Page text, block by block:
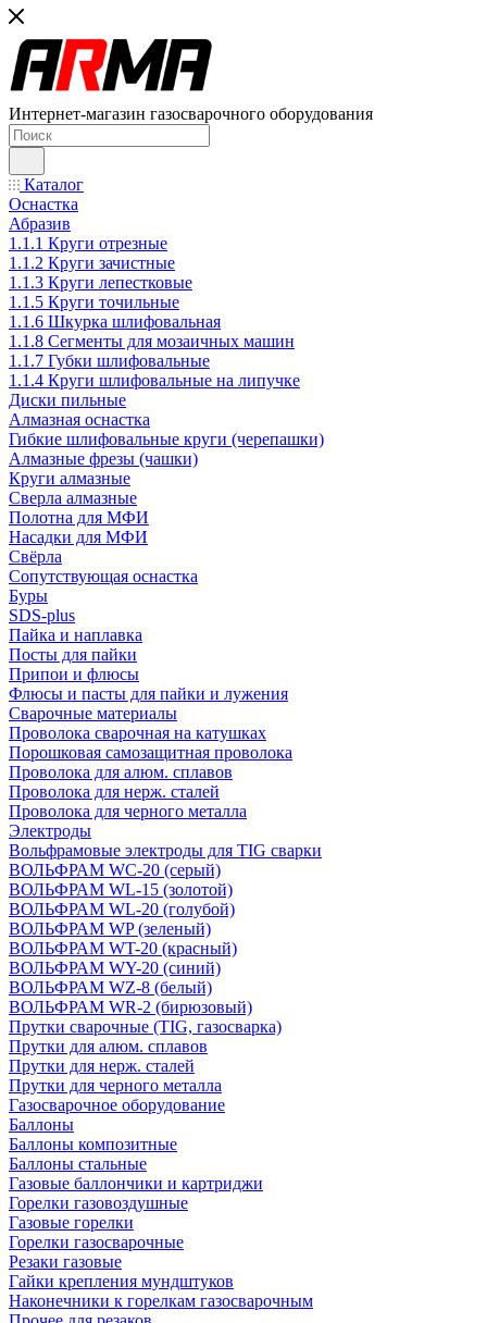
Интернет-магазин газосварочного оборудования
Каталог
Оснастка
Абразив
1.1.1 Круги отрезные
1.1.2 Круги зачистные
1.1.3 Круги лепестковые
1.1.5 Круги точильные
1.1.6 Шкурка шлифовальная
1.1.8 Сегменты для мозаичных машин
1.1.7 Губки шлифовальные
1.1.4 Круги шлифовальные на липучке
Диски пильные
Алмазная оснастка
Гибкие шлифовальные круги (черепашки)
Алмазные фрезы (чашки)
Круги алмазные
Сверла алмазные
Полотна для МФИ
Насадки для МФИ
Свёрла
Сопутствующая оснастка
Буры
SDS-plus
Пайка и наплавка
Посты для пайки
Припои и флюсы
Флюсы и пасты для пайки и лужения
Сварочные материалы
Проволока сварочная на катушках
Порошковая самозащитная проволока
Проволока для алюм. сплавов
Проволока для нерж. сталей
Проволока для черного металла
Электроды
Вольфрамовые электроды для TIG сварки
ВОЛЬФРАМ WC-20 (серый)
ВОЛЬФРАМ WL-15 (золотой)
ВОЛЬФРАМ WL-20 (голубой)
ВОЛЬФРАМ WP (зеленый)
ВОЛЬФРАМ WT-20 (красный)
ВОЛЬФРАМ WY-20 (синий)
ВОЛЬФРАМ WZ-8 (белый)
ВОЛЬФРАМ WR-2 (бирюзовый)
Прутки сварочные (TIG, газосварка)
Прутки для алюм. сплавов
Прутки для нерж. сталей
Прутки для черного металла
Газосварочное оборудование
Баллоны
Баллоны композитные
Баллоны стальные
Газовые баллончики и картриджи
Горелки газовоздушные
Газовые горелки
Горелки газосварочные
Резаки газовые
Гайки крепления мундштуков
Наконечники к горелкам газосварочным